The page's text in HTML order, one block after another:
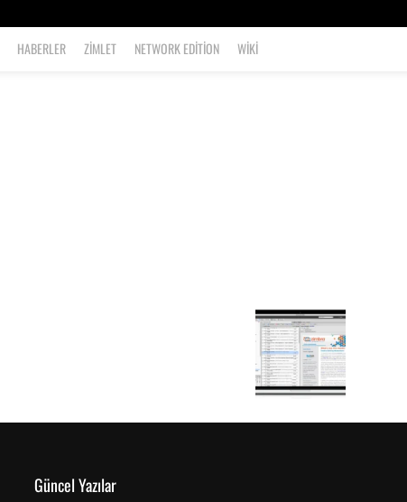
HABERLER ZIMLET NETWORK EDITION WIKI
Güncel Yazılar